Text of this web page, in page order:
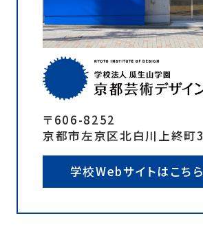
〒606-8252
京都市左京区北白川上終町3
学校Webサイトはこちら